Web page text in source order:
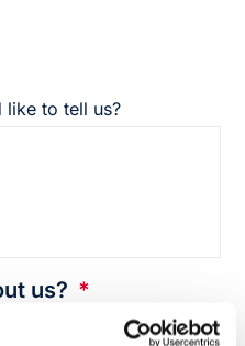
like to tell us?
us? *